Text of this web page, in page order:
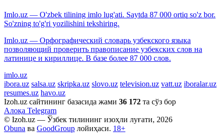
Imlo.uz — O'zbek tilining imlo lug'ati. Saytda 87 000 ortiq so'z bor.
So'zning to'g'ri yozilishini tekshiring.
Imlo.uz — Орфографический словарь узбекского языка
позволяющий проверить правописание узбекских слов на
латинице и кириллице. В базе более 87 000 слов.
imlo.uz
ibora.uz salsa.uz skripka.uz slovo.uz television.uz vatt.uz iboralar.uz
resumes.uz havo.uz
Izoh.uz сайтининг базасида жами 36 172 та сўз бор
Алоқа Telegram
© Izoh.uz — Ўзбек тилининг изоҳли луғати, 2026
Obuna ва GoodGroup лойиҳаси. 18+